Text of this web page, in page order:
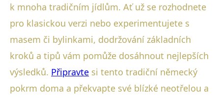
k mnoha tradičním jídlům. Ať už se rozhodnete
pro klasickou verzi nebo experimentujete s
masem či bylinkami, dodržování základních
kroků a tipů vám pomůže dosáhnout nejlepších
výsledků. Připravte si tento tradiční německý
pokrm doma a překvapte své blízké neotřelou a